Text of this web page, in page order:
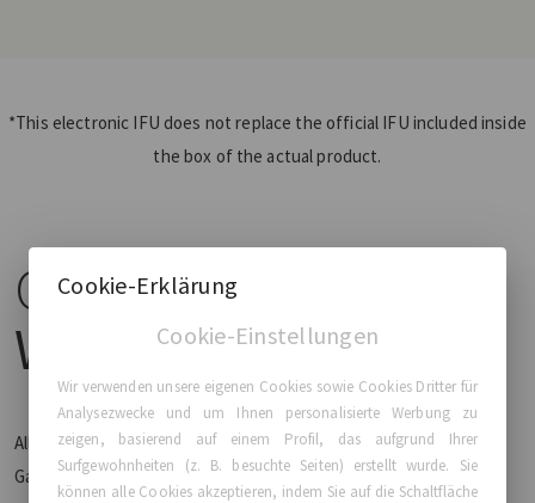
*This electronic IFU does not replace the official IFU included inside
the box of the actual product.
GCAComfort Plus™
Warranty
Alle GCA® Brustimplantate sind durch die GCA Comfort Plus™
Garantie abgedeckt.
Cookie-Erklärung
Cookie-Einstellungen
Wir verwenden unsere eigenen Cookies sowie Cookies Dritter für
Analysezwecke und um Ihnen personalisierte Werbung zu
zeigen, basierend auf einem Profil, das aufgrund Ihrer
Surfgewohnheiten (z. B. besuchte Seiten) erstellt wurde. Sie
können alle Cookies akzeptieren, indem Sie auf die Schaltfläche